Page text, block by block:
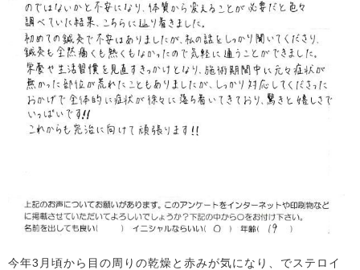
今年3月頃から目の周りの乾燥と赤みが気になり、でステロイ